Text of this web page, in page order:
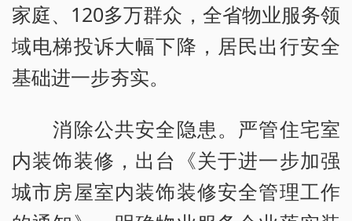
家庭、120多万群众，全省物业服务领
域电梯投诉大幅下降，居民出行安全
基础进一步夯实。
消除公共安全隐患。严管住宅室
内装饰装修，出台《关于进一步加强
城市房屋室内装饰装修安全管理工作